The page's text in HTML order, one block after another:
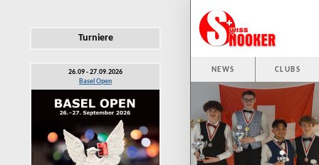
Turniere
26.09 - 27.09.2026
Basel Open
NEWS CLUBS